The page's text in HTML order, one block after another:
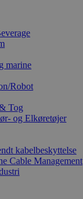
marine
Robot
Tog
og Elkøretøjer
kabelbeskyttelse
Cable Management